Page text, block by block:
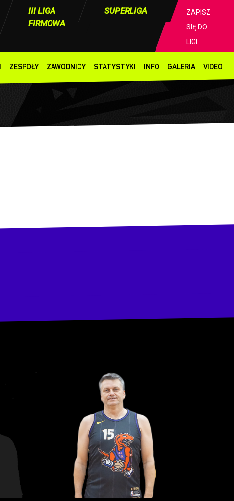
III LIGA
FIRMOWA
SUPERLIGA
ZAPISZ
SIĘ DO
LIGI
ZESPOŁY ZAWODNICY STATYSTYKI INFO GALERIA VIDEO